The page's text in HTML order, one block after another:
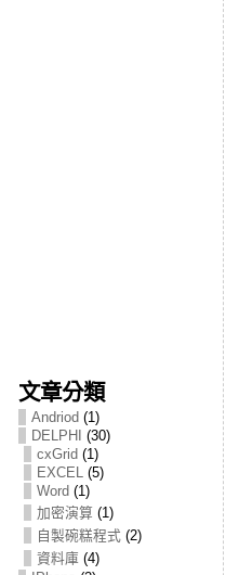
文章分類
Andriod (1)
DELPHI
(30)
cxGrid (1)
EXCEL(5)
Word (1)
加密演算(1)
自製碗糕程式(2)
資料庫(4)